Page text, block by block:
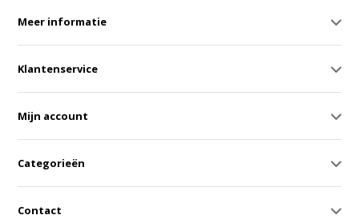
Meer informatie
Klantenservice
Mijn account
Categorieën
Contact